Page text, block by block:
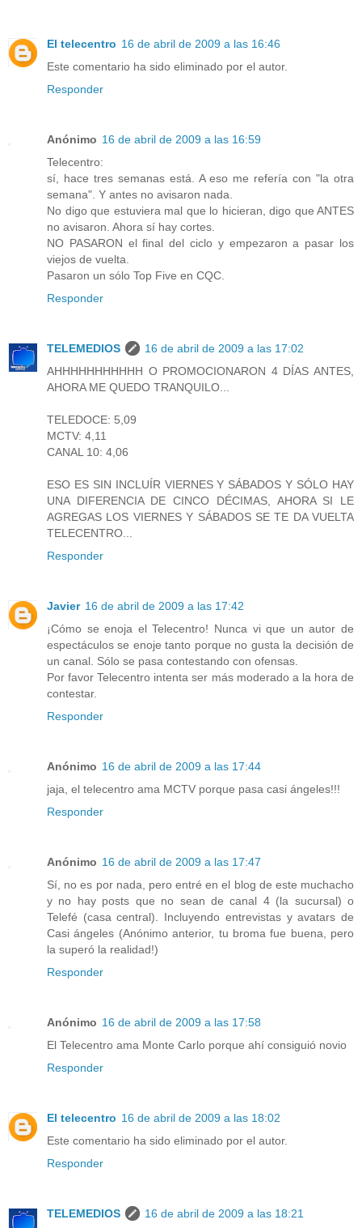
El telecentro 16 de abril de 2009 a las 16:46
Este comentario ha sido eliminado por el autor.
Responder
Anónimo 16 de abril de 2009 a las 16:59
Telecentro:
sí, hace tres semanas está. A eso me refería con "la otra
semana". Y antes no avisaron nada.
No digo que estuviera mal que lo hicieran, digo que ANTES
no avisaron. Ahora sí hay cortes.
NO PASARON el final del ciclo y empezaron a pasar los
viejos de vuelta.
Pasaron un sólo Top Five en CQC.
Responder
TELEMEDIOS
16 de abril de 2009 a las 17:02
AHHHHHHHHHHH O PROMOCIONARON 4 DÍAS ANTES,
AHORA ME QUEDO TRANQUILO...
TELEDOCE: 5,09
MCTV: 4,11
CANAL 10: 4,06
ESO ES SIN INCLUÍR VIERNES Y SÁBADOS Y SÓLO HAY
UNA DIFERENCIA DE CINCO DÉCIMAS, AHORA SI LE
AGREGAS LOS VIERNES Y SÁBADOS SE TE DA VUELTA
TELECENTRO...
Responder
Javier 16 de abril de 2009 a las 17:42
¡Cómo se enoja el Telecentro! Nunca vi que un autor de
espectáculos se enoje tanto porque no gusta la decisión de
un canal. Sólo se pasa contestando con ofensas.
Por favor Telecentro intenta ser más moderado a la hora de
contestar.
Responder
Anónimo 16 de abril de 2009 a las 17:44
jaja, el telecentro ama MCTV porque pasa casi ángeles!!!
Responder
Anónimo 16 de abril de 2009 a las 17:47
Sí, no es por nada, pero entré en el blog de este muchacho
y no hay posts que no sean de canal 4 (la sucursal) o
Telefé (casa central). Incluyendo entrevistas y avatars de
Casi ángeles (Anónimo anterior, tu broma fue buena, pero
la superó la realidad!)
Responder
Anónimo 16 de abril de 2009 a las 17:58
El Telecentro ama Monte Carlo porque ahí consiguió novio
Responder
El telecentro 16 de abril de 2009 a las 18:02
Este comentario ha sido eliminado por el autor.
Responder
TELEMEDIOS
16 de abril de 2009 a las 18:21